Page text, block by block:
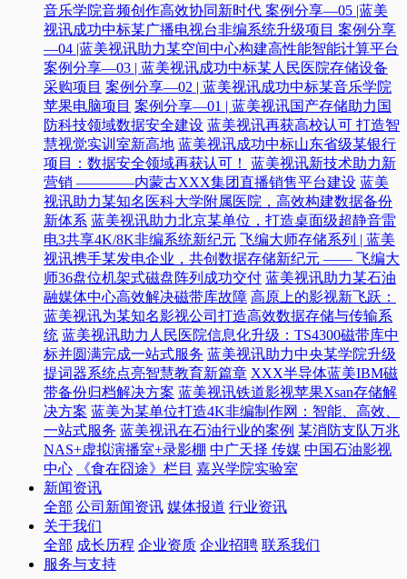
音乐学院音频创作高效协同新时代​ 案例分享—05 |蓝美
视讯成功中标某广播电视台非编系统升级项目​ 案例分享
—04 |蓝美视讯助力某空间中心构建高性能智能计算平台​
案例分享—03 | 蓝美视讯成功中标某人民医院存储设备
采购项目 案例分享—02 | 蓝美视讯成功中标某音乐学院
苹果电脑项目 案例分享—01 | 蓝美视讯国产存储助力国
防科技领域数据安全建设 蓝美视讯再获高校认可 打造智
慧视觉实训室新高地 蓝美视讯成功中标山东省级某银行
项目：数据安全领域再获认可！
蓝美视讯新技术助力新
营销 ————内蒙古XXX集团直播销售平台建设 蓝美
视讯助力某知名医科大学附属医院，高效构建数据备份
新体系 蓝美视讯助力北京某单位，打造桌面级超静音雷
电3共享4K/8K非编系统新纪元 飞编大师存储系列 | 蓝美
视讯携手某发电企业，共创数据存储新纪元 —— 飞编大
师36盘位机架式磁盘阵列成功交付 蓝美视讯助力某石油
融媒体中心高效解决磁带库故障 高原上的影视新飞跃：
蓝美视讯为某知名影视公司打造高效数据存储与传输系
统 蓝美视讯助力人民医院信息化升级：TS4300磁带库中
标并圆满完成一站式服务 蓝美视讯助力中央某学院升级
提词器系统点亮智慧教育新篇章 XXX半导体蓝美IBM磁
带备份归档解决方案 蓝美视讯铁道影视苹果Xsan存储解
决方案 蓝美为某单位打造4K非编制作网：智能、高效、
一站式服务 蓝美视讯在石油行业的案例 某消防支队万兆
NAS+虚拟演播室+录影棚 中广天择 传媒 中国石油影视
中心
《食在囧途》栏目 嘉兴学院实验室
新闻资讯
全部 公司新闻资讯 媒体报道 行业资讯
关于我们
全部 成长历程 企业资质 企业招聘 联系我们
服务与支持